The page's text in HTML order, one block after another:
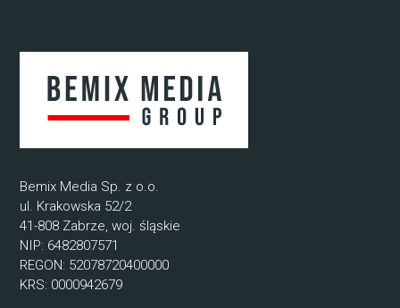
Bemix Media Sp. z o.o.
ul. Krakowska 52/2
41-808 Zabrze, woj. śląskie
NIP: 6482807571
REGON: 52078720400000
KRS: 0000942679